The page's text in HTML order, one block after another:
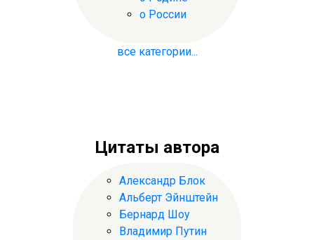
о России
все категории...
Цитаты автора
Александр Блок
Альберт Эйнштейн
Бернард Шоу
Владимир Путин